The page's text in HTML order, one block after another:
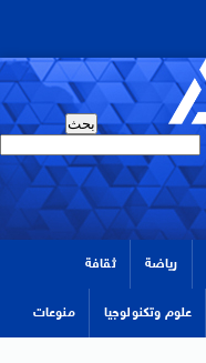
رياضة ثقافة
علوم وتكنولوجيا منوعات